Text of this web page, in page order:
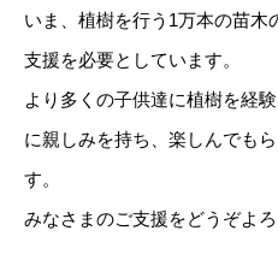
いま、植樹を行う1万本の苗木
支援を必要としています。
より多くの子供達に植樹を経
に親しみを持ち、楽しんでも
す。
みなさまのご支援をどうぞよ